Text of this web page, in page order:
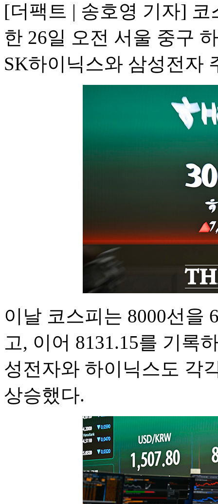
[더팩트 | 송호영 기자]
한 26일 오전 서울 중구
SK하이닉스와 삼성전자
이날 코스피는 8000선을
고, 이어 8131.15를 기록
성전자와 하이닉스도 각
상승했다.